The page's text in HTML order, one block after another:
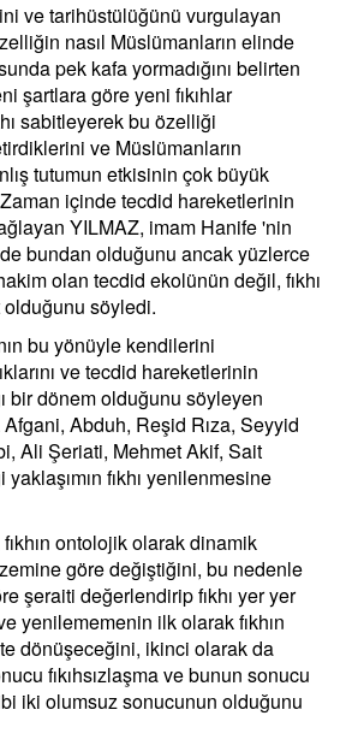
ve tarihüstülüğünü vurgulayan
nasıl Müslümanların elinde
pek kafa yormadığını belirten
şartlara göre yeni fıkıhlar
sabitleyerek bu özelliği
ve Müslümanların
tutumun etkisinin çok büyük
içinde tecdid hareketlerinin
YILMAZ, imam Hanife 'nin
bundan olduğunu ancak yüzlerce
olan tecdid ekolünün değil, fıkhı
söyledi.
bu yönüyle kendilerini
ve tecdid hareketlerinin
bir dönem olduğunu söyleyen
Abduh, Reşid Rıza, Seyyid
Ali Şeriati, Mehmet Akif, Sait
fıkhı yenilenmesine
ontolojik olarak dinamik
göre değiştiğini, bu nedenle
şeraiti değerlendirip fıkhı yer yer
yenilememenin ilk olarak fıkhın
dönüşeceğini, ikinci olarak da
fıkıhsızlaşma ve bunun sonucu
iki olumsuz sonucunun olduğunu